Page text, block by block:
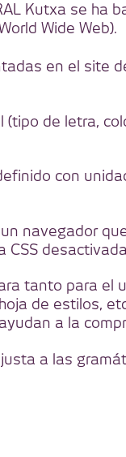
Kutxa se ha
Wide Web).
en el site
(tipo de letra,
con
navegador
CSS
tanto para el
de estilos,
a la
a las